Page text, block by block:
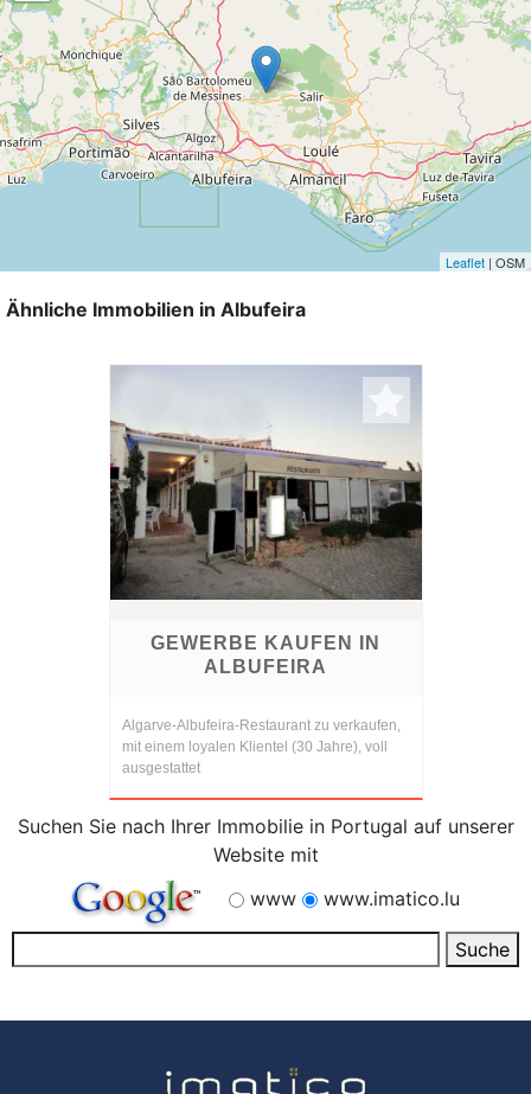
Leaflet | OSM
Ähnliche Immobilien in Albufeira
GEWERBE KAUFEN IN
ALBUFEIRA
Algarve-Albufeira-Restaurant zu verkaufen,
mit einem loyalen Klientel (30 Jahre), voll
ausgestattet
Suchen Sie nach Ihrer Immobilie in Portugal auf unserer
Website mit
www
www.imatico.lu